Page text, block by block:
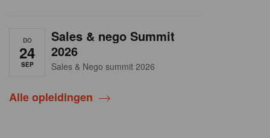
DO
24
SEP
Sales & nego Summit
2026
Sales & Nego summit 2026
Alle opleidingen